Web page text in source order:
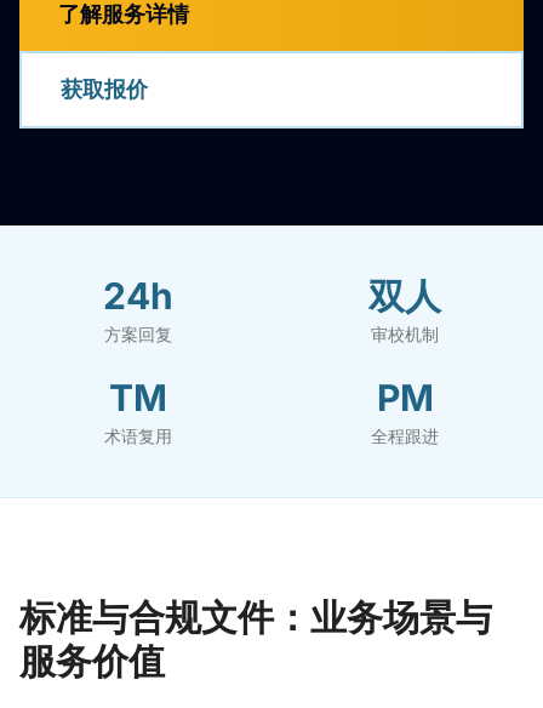
了解服务详情
获取报价
24h
方案回复
双人
审校机制
TM
术语复用
PM
全程跟进
标准与合规文件：业务场景与
服务价值